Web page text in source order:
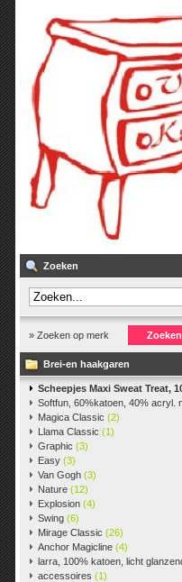
Zoeken
» Zoeken op merk
Brei-en haakgaren
Scheepjes Maxi Sweat Treat,
Softfun, 60%katoen, 40% acryl.
Magica Classic (2)
Llama Classic (1)
Graphic (3)
Easy (3)
Van Gogh (3)
Nature (12)
Explosion (4)
Swing (6)
Mirage Classic (26)
Anchor Magicline (4)
larra, 100% katoen, licht
accessoires (1)